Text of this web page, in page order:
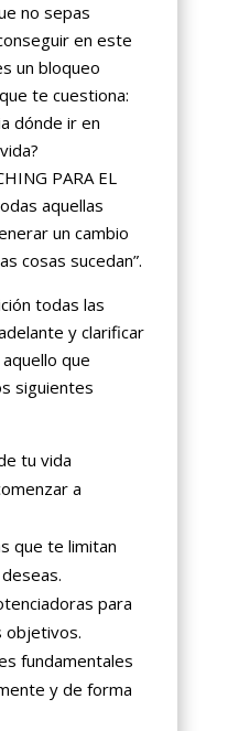
no sepas
en este
un bloqueo
te cuestiona:
dónde ir en
PARA EL
aquellas
un cambio
cosas sucedan”.
todas las
y clarificar
que
siguientes
tu vida
a
que te limitan
para
objetivos.
fundamentales
y de forma